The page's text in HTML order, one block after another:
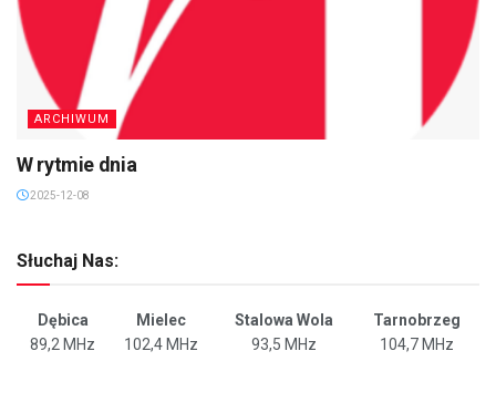
ARCHIWUM
W rytmie dnia
2025-12-08
Słuchaj Nas:
Dębica Mielec Stalowa Wola
Tarnobrzeg
89,2 MHz
102,4 MHz 93,5 MHz 104,7 MHz